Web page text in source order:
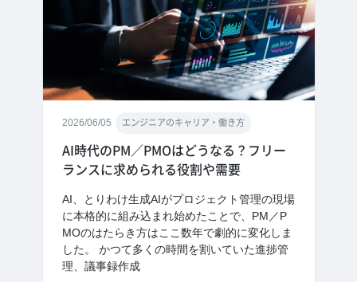
2026/06/05 エンジニアのキャリア・働き方
AI時代のPM／PMOはどうなる？フリー
ランスに求められる役割や需要
AI、とりわけ生成AIがプロジェクト管理の現場
に本格的に組み込まれ始めたことで、PM／P
MOのはたらき方はここ数年で劇的に変化しま
した。 かつて多くの時間を割いていた進捗管
理、議事録作成